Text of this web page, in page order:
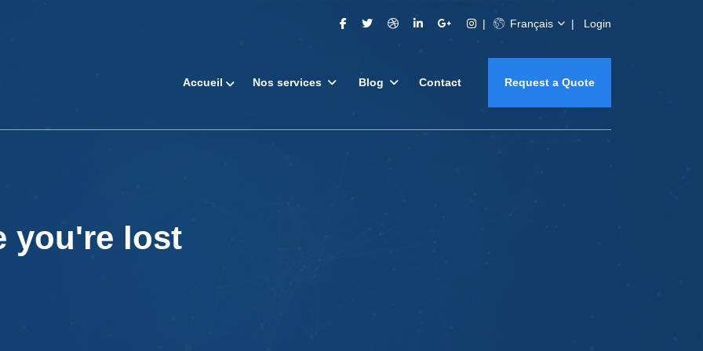
Français Login
Accueil Nos services Blog Contact Request a Quote
you're lost